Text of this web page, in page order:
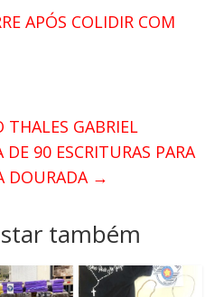
APÓS COLIDIR COM
THALES GABRIEL
90 ESCRITURAS PARA
DOURADA →
também